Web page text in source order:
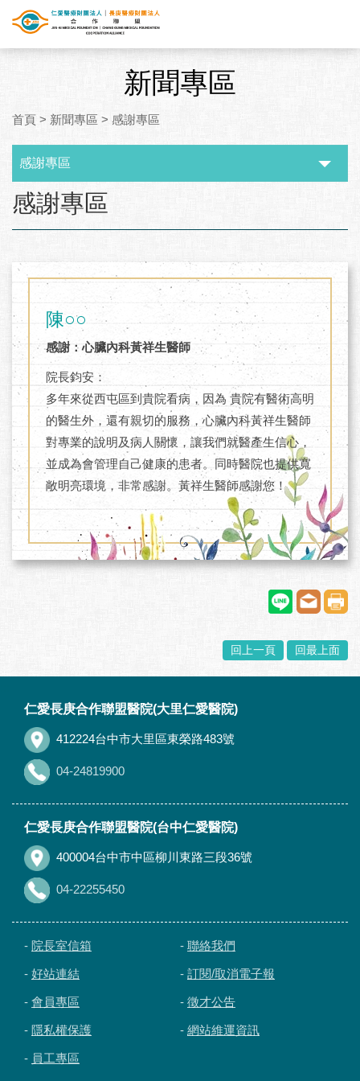
新聞專區
首頁 > 新聞專區 > 感謝專區
感謝專區
感謝專區
陳○○
感謝：心臟內科黃祥生醫師
院長鈞安：
多年來從西屯區到貴院看病，因為 貴院有醫術高明
的醫生外，還有親切的服務，心臟內科黃祥生醫師
對專業的說明及病人關懷，讓我們就醫產生信心，
並成為會管理自己健康的患者。同時醫院也提供寬
敞明亮環境，非常感謝。黃祥生醫師感謝您！
回上一頁 回最上面
仁愛長庚合作聯盟醫院(大里仁愛醫院)
412224台中市大里區東榮路483號
04-24819900
仁愛長庚合作聯盟醫院(台中仁愛醫院)
400004台中市中區柳川東路三段36號
04-22255450
- 院長室信箱 - 聯絡我們
- 好站連結 - 訂閱/取消電子報
- 會員專區 - 徵才公告
- 隱私權保護 - 網站維運資訊
- 員工專區